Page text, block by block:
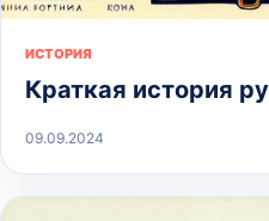
ИСТОРИЯ
Краткая история
09.09.2024